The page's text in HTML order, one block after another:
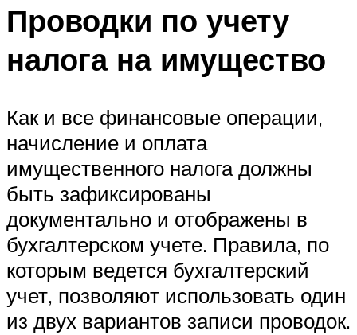
Проводки по учету
налога на имущество
Как и все финансовые операции,
начисление и оплата
имущественного налога должны
быть зафиксированы
документально и отображены в
бухгалтерском учете. Правила, по
которым ведется бухгалтерский
учет, позволяют использовать один
из двух вариантов записи проводок.